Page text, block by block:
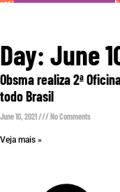
Day: June
Obsma realiza 2ª
todo Brasil
June 10, 2021 No Comments
Veja mais »